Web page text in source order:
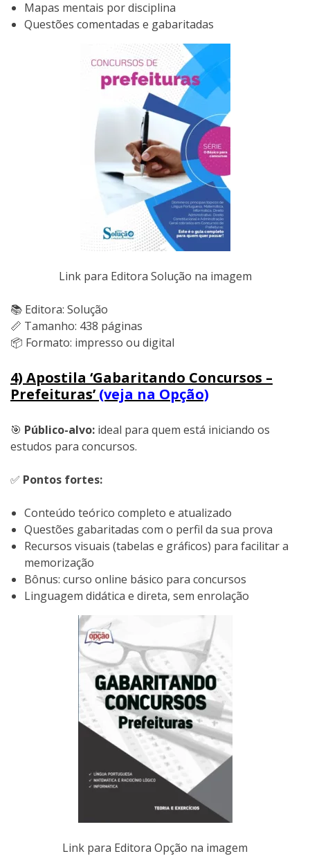
Mapas mentais por disciplina
Questões comentadas e gabaritadas
Link para Editora Solução na imagem
📚 Editora: Solução
📏 Tamanho: 438 páginas
📦 Formato: impresso ou digital
4) Apostila ‘Gabaritando Concursos –
Prefeituras’ (veja na Opção)
🎯 Público-alvo: ideal para quem está iniciando os
estudos para concursos.
✅ Pontos fortes:
Conteúdo teórico completo e atualizado
Questões gabaritadas com o perfil da sua prova
Recursos visuais (tabelas e gráficos) para facilitar a
memorização
Bônus: curso online básico para concursos
Linguagem didática e direta, sem enrolação
Link para Editora Opção na imagem